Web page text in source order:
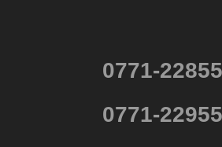
0771-
0771-